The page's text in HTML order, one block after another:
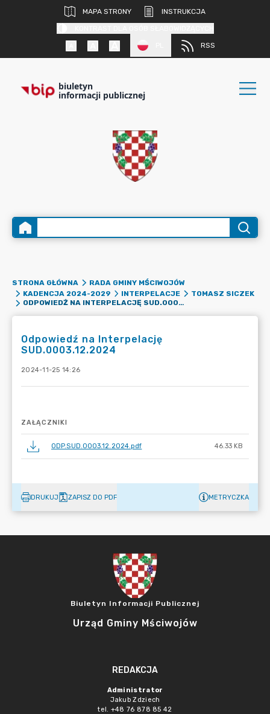
MAPA STRONY
INSTRUKCJA
RSS
biuletyn
informacji publicznej
STRONA GŁÓWNA
RADA GMINY MŚCIWOJÓW
KADENCJA 2024-2029
INTERPELACJE
TOMASZ SICZEK
ODPOWIEDŹ NA INTERPELACJĘ SUD.0003.12.2024
Odpowiedź na Interpelację
SUD.0003.12.2024
2024-11-25 14:26
ZAŁĄCZNIKI
ODP.SUD.0003.12.2024.pdf 46.33 KB
DRUKUJ ZAPISZ DO PDF METRYCZKA
Biuletyn Informacji Publicznej
Urząd Gminy Mściwojów
REDAKCJA
Administrator
Jakub Zdziech
tel. +48 76 878 85 42